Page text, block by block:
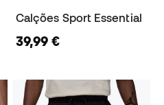
Calções Sport Essential
39,99 €